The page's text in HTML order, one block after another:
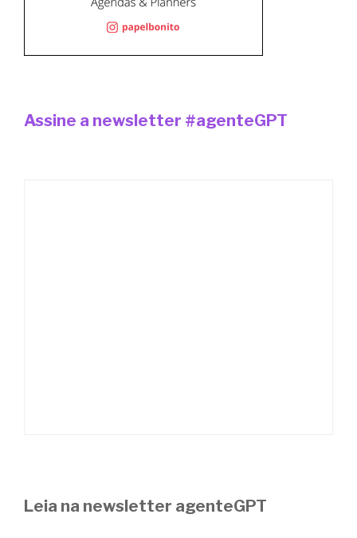
Assine a newsletter #agenteGPT
Leia na newsletter agenteGPT